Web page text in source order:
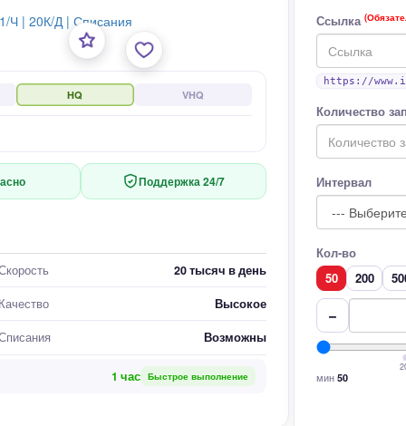
HQ VHQ
Поддержка 24/7
20 тысяч в день
Высокое
Возможны
1 час Быстрое выполнение
Ссылка
https://
Количество
Интервал
Кол-во
50
200
−
мин 50